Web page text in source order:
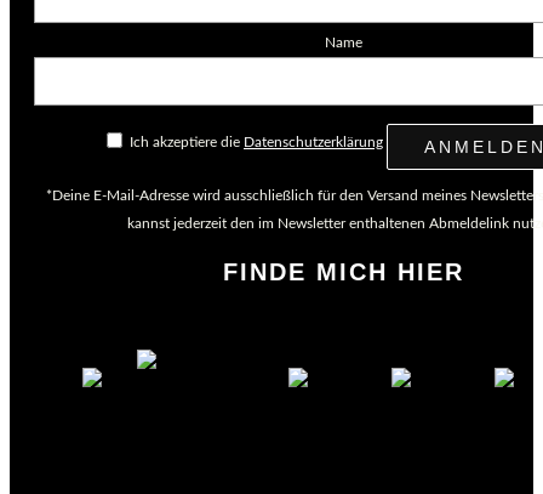
Name
Ich akzeptiere die Datenschutzerklärung
*Deine E-Mail-Adresse wird ausschließlich für den Versand meines
kannst jederzeit den im Newsletter enthaltenen Abmeldelink
FINDE MICH HIER